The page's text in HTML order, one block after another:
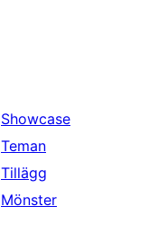
Showcase
Teman
Tillägg
Mönster